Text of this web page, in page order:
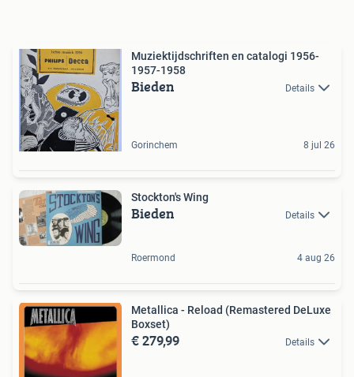
Muziektijdschriften en catalogi 1956-
1957-1958
Bieden Details
Gorinchem 8 jul 26
Stockton's Wing
Bieden Details
Roermond 4 aug 26
Metallica - Reload (Remastered DeLuxe
Boxset)
€ 279,99 Details